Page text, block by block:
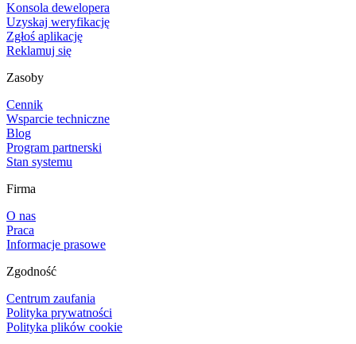
Konsola dewelopera
Uzyskaj weryfikację
Zgłoś aplikację
Reklamuj się
Zasoby
Cennik
Wsparcie techniczne
Blog
Program partnerski
Stan systemu
Firma
O nas
Praca
Informacje prasowe
Zgodność
Centrum zaufania
Polityka prywatności
Polityka plików cookie